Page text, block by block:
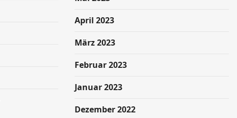
April 2023
März 2023
Februar 2023
Januar 2023
Dezember 2022